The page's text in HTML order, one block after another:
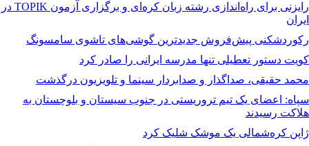
رایزنی برای راه‌اندازی رشته زبان کره‌ای و برگزاری آزمون TOPIK در
ایران
رکوردشکنی پیش‌فروش جدیدترین گوشی‌های تاشوی سامسونگ
کویت دستور تعطیلی تنها مدرسه ایرانی را صادر کرد
محمد حقیقی، صداگذار و صدابردار سینما و تلویزیون درگذشت
سپاه: اعضای یک تیم تروریستی در جنوب سیستان و بلوچستان به
هلاکت رسیدند
ژاپن کره‌شمالی یک موشک شلیک کرد